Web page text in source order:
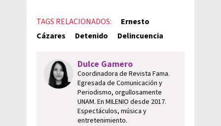
TAGS RELACIONADOS:
Ernesto
Cázares
Detenido Delincuencia
Dulce Gamero
Coordinadora de Revista Fama.
Egresada de Comunicación y
Periodismo, orgullosamente
UNAM. En MILENIO desde 2017.
Espectáculos, música y
entretenimiento.